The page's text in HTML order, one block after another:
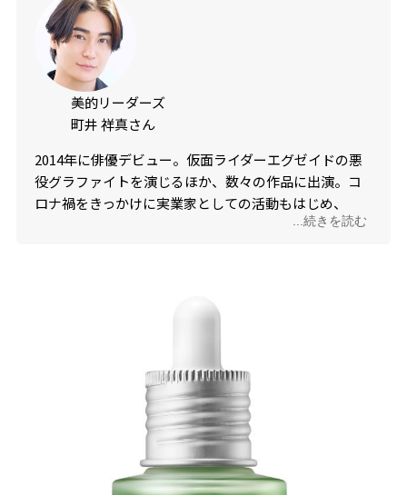
美的リーダーズ
町井 祥真さん
2014年に俳優デビュー。仮面ライダーエグゼイドの悪
役グラファイトを演じるほか、数々の作品に出演。コ
ロナ禍をきっかけに実業家としての活動もはじめ、
2022年にジェンダーフリースキンケアブランドの...続きを読む